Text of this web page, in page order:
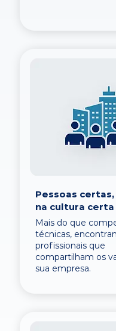
Pessoas certas,
na cultura certa
Mais do que
técnicas,
profissionais que
compartilham os
sua empresa.